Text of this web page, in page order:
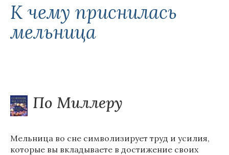
К чему приснилась
мельница
По Миллеру
Мельница во сне символизирует труд и усилия,
которые вы вкладываете в достижение своих